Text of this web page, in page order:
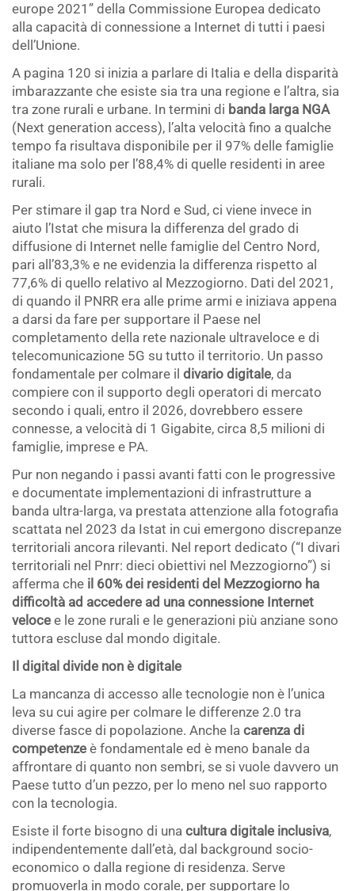
europe 2021” della Commissione Europea dedicato
alla capacità di connessione a Internet di tutti i paesi
dell’Unione.
A pagina 120 si inizia a parlare di Italia e della disparità
imbarazzante che esiste sia tra una regione e l’altra, sia
tra zone rurali e urbane. In termini di banda larga NGA
(Next generation access), l’alta velocità fino a qualche
tempo fa risultava disponibile per il 97% delle famiglie
italiane ma solo per l’88,4% di quelle residenti in aree
rurali.
Per stimare il gap tra Nord e Sud, ci viene invece in
aiuto l’Istat che misura la differenza del grado di
diffusione di Internet nelle famiglie del Centro Nord,
pari all’83,3% e ne evidenzia la differenza rispetto al
77,6% di quello relativo al Mezzogiorno. Dati del 2021,
di quando il PNRR era alle prime armi e iniziava appena
a darsi da fare per supportare il Paese nel
completamento della rete nazionale ultraveloce e di
telecomunicazione 5G su tutto il territorio. Un passo
fondamentale per colmare il divario digitale, da
compiere con il supporto degli operatori di mercato
secondo i quali, entro il 2026, dovrebbero essere
connesse, a velocità di 1 Gigabite, circa 8,5 milioni di
famiglie, imprese e PA.
Pur non negando i passi avanti fatti con le progressive
e documentate implementazioni di infrastrutture a
banda ultra-larga, va prestata attenzione alla fotografia
scattata nel 2023 da Istat in cui emergono discrepanze
territoriali ancora rilevanti. Nel report dedicato (“I divari
territoriali nel Pnrr: dieci obiettivi nel Mezzogiorno”) si
afferma che il 60% dei residenti del Mezzogiorno ha
difficoltà ad accedere ad una connessione Internet
veloce e le zone rurali e le generazioni più anziane sono
tuttora escluse dal mondo digitale.
Il digital divide non è digitale
La mancanza di accesso alle tecnologie non è l’unica
leva su cui agire per colmare le differenze 2.0 tra
diverse fasce di popolazione. Anche la carenza di
competenze è fondamentale ed è meno banale da
affrontare di quanto non sembri, se si vuole davvero un
Paese tutto d’un pezzo, per lo meno nel suo rapporto
con la tecnologia.
Esiste il forte bisogno di una cultura digitale inclusiva,
indipendentemente dall’età, dal background socio-
economico o dalla regione di residenza. Serve
promuoverla in modo corale, per supportare lo